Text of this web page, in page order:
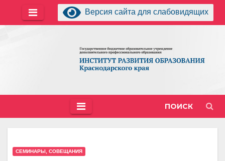
Версия сайта для слабовидящих
ПОИСК
СЕМИНАРЫ, СОВЕЩАНИЯ